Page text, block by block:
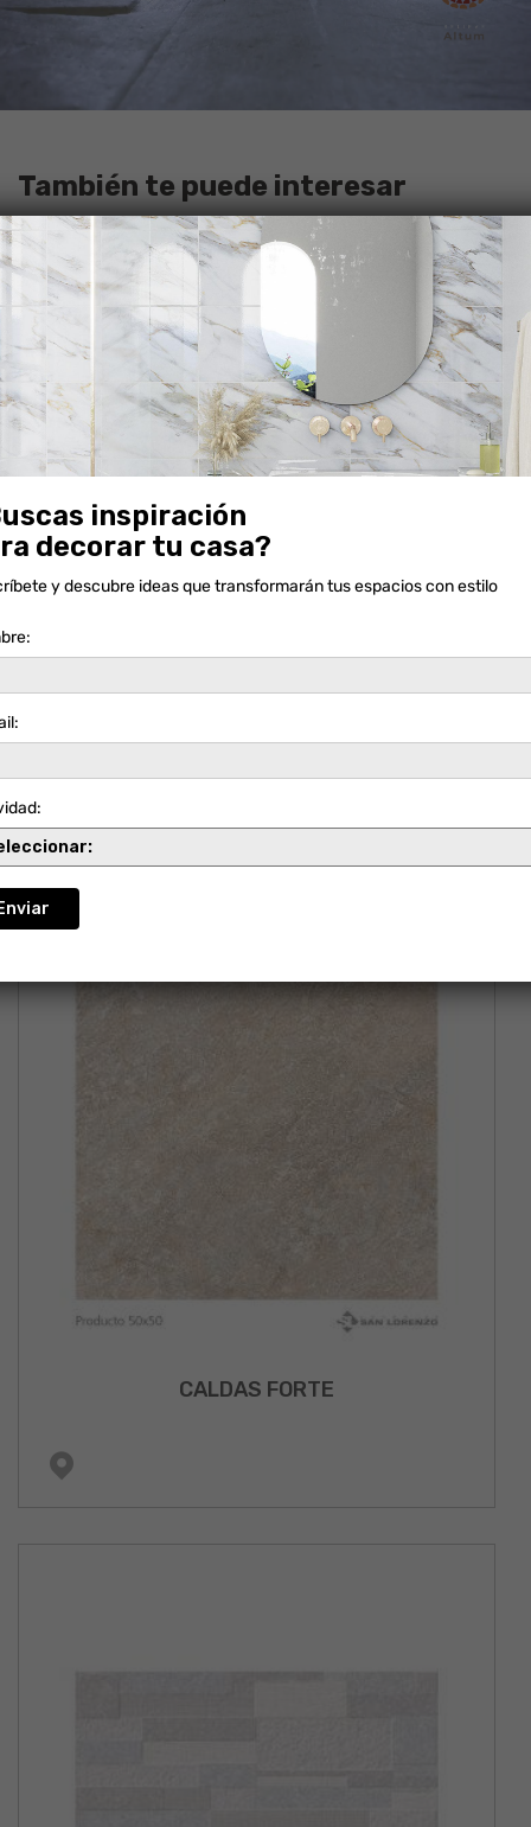
También te puede interesar
NUEVO
CALDAS FORTE
inspiración
decorar tu casa?
y descubre ideas que transformarán tus espacios con estilo